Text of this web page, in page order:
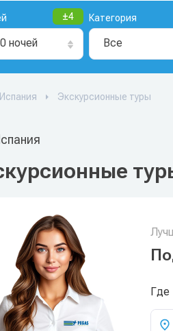
±4
ночей
Категория
Все
Испания Экскурсионные туры
Где